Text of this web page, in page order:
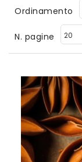
Ordinamento
N. pagine 20